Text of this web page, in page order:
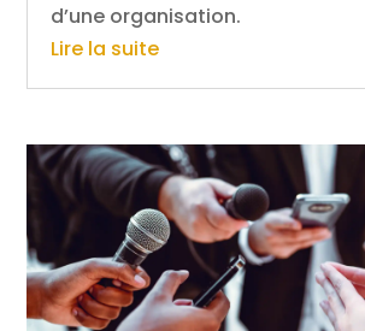
d’une organisation.
Lire la suite